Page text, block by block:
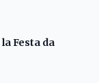
Festa da